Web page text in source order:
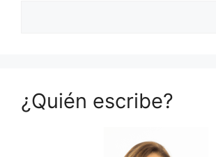
¿Quién escribe?